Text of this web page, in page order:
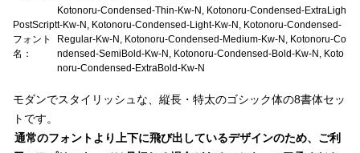
お気に入り
よくあるご質問
草書体 勘亭流
江戸文字 デザイン毛筆
太さ・ウェイト
PostScript
フォント
名：
Kotonoru-Condensed-Thin-Kw-N, Kotonoru-Condensed-ExtraLigh
t-Kw-N, Kotonoru-Condensed-Light-Kw-N, Kotonoru-Condensed-
Regular-Kw-N, Kotonoru-Condensed-Medium-Kw-N, Kotonoru-Co
ndensed-SemiBold-Kw-N, Kotonoru-Condensed-Bold-Kw-N, Koto
noru-Condensed-ExtraBold-Kw-N
モダンでスタイリッシュな、縦長・特太のゴシック体の8書体セッ
トです。
通常のフォントより上下に飛び出しているデザインのため、ご利